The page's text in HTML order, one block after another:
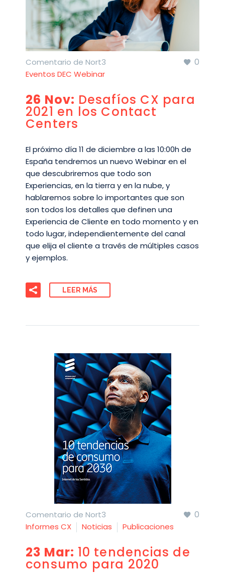
0
Comentario de Nort3
Eventos DEC Webinar
26 Nov: Desafíos CX para
2021 en los Contact
Centers
El próximo día 11 de diciembre a las 10:00h de
España tendremos un nuevo Webinar en el
que descubriremos que todo son
Experiencias, en la tierra y en la nube, y
hablaremos sobre lo importantes que son
son todos los detalles que definen una
Experiencia de Cliente en todo momento y en
todo lugar, independientemente del canal
que elija el cliente a través de múltiples casos
y ejemplos.
LEER MÁS
0
Comentario de Nort3
Informes CX
Noticias Publicaciones
23 Mar: 10 tendencias de
consumo para 2020